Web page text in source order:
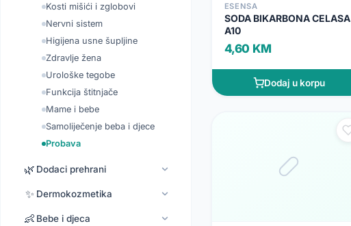
Kosti mišići i zglobovi
Nervni sistem
Higijena usne šupljine
Zdravlje žena
Urološke tegobe
Funkcija štitnjače
Mame i bebe
Samoliječenje beba i djece
Probava
🌿 Dodaci prehrani
✨ Dermokozmetika
👶 Bebe i djeca
ESENSA
SODA BIKARBONA CELASA
A10
4,60 KM
Dodaj u korpu